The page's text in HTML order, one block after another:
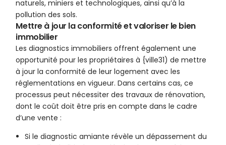
naturels, miniers et technologiques, ainsi qu’à la
pollution des sols.
Mettre à jour la conformité et valoriser le bien
immobilier
Les diagnostics immobiliers offrent également une
opportunité pour les propriétaires à {ville31) de mettre
à jour la conformité de leur logement avec les
réglementations en vigueur. Dans certains cas, ce
processus peut nécessiter des travaux de rénovation,
dont le coût doit être pris en compte dans le cadre
d’une vente :
Si le diagnostic amiante révèle un dépassement du